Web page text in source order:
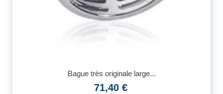
Bague très originale large...
71,40 €